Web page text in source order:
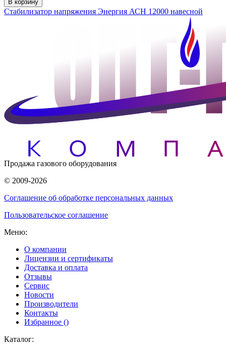
В корзину
Стабилизатор напряжения Энергия АСН 12000 навесной
Продажа газового оборудования
© 2009-2026
Соглашение об обработке персональных данных
Пользовательское соглашение
Меню:
О компании
Лицензии и сертификаты
Доставка и оплата
Отзывы
Сервис
Новости
Производители
Контакты
Избранное ()
Каталог: